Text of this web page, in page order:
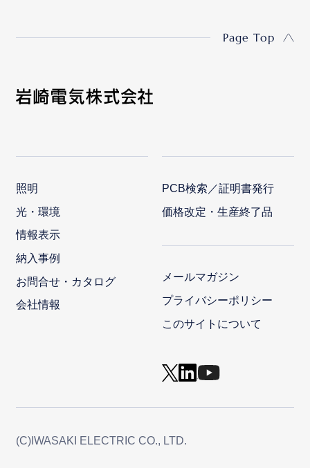
Page Top
照明
光・環境
情報表示
納入事例
お問合せ・カタログ
会社情報
PCB検索／証明書発行
価格改定・生産終了品
メールマガジン
プライバシーポリシー
このサイトについて
(C)IWASAKI ELECTRIC CO., LTD.